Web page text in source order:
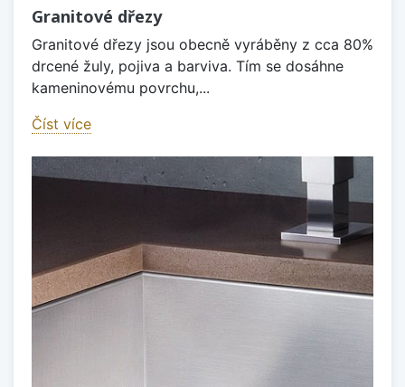
Granitové dřezy
Granitové dřezy jsou obecně vyráběny z cca 80%
drcené žuly, pojiva a barviva. Tím se dosáhne
kameninovému povrchu,...
Číst více